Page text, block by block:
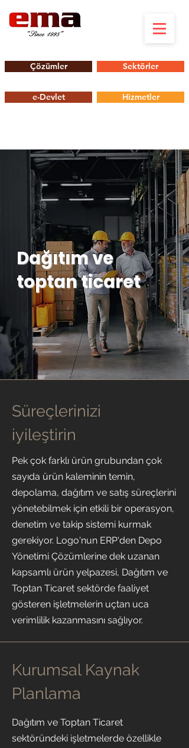
Çözümler Sektörler
e-Devlet Hizmetler
Dağıtım ve
toptan ticaret
Süreçlerinizi
iyileştirin
Pek çok farklı ürün grubundan çok
sayıda ürün kaleminin temin,
depolama, dağıtım ve satış süreçlerini
yönetebilmek için etkili bir operasyon,
denetim ve takip sistemi kurmak
gerekiyor. Logo'nun ERP'den Depo
Yönetimi Çözümlerine dek uzanan
kapsamlı ürün yelpazesi, Dağıtım ve
Toptan Ticaret sektörde faaliyet
gösteren işletmelerin uçtan uca
verimlilik kazanmasını sağlıyor.
Kurumsal Kaynak
Planlama
Dağıtım ve Toptan Ticaret
sektöründeki işletmelerde özellikle